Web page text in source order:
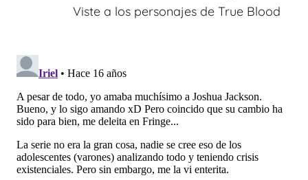
Viste a los personajes de True Blood